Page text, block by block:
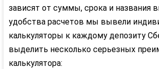
зависят от суммы, срока и названия
удобства расчетов мы вывели
калькуляторы к каждому депозиту
выделить несколько серьезных
калькулятора: